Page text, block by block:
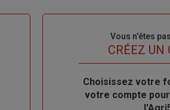
Vous n'êtes
TITRECRÉEZ UN
Body
Choisissez votre
votre compte